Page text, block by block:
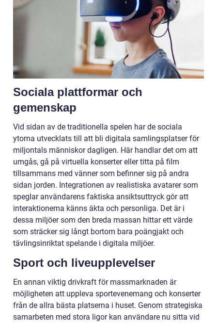
Sociala plattformar och
gemenskap
Vid sidan av de traditionella spelen har de sociala
ytorna utvecklats till att bli digitala samlingsplatser för
miljontals människor dagligen. Här handlar det om att
umgås, gå på virtuella konserter eller titta på film
tillsammans med vänner som befinner sig på andra
sidan jorden. Integrationen av realistiska avatarer som
speglar användarens faktiska ansiktsuttryck gör att
interaktionerna känns äkta och personliga. Det är i
dessa miljöer som den breda massan hittar ett värde
som sträcker sig långt bortom bara poängjakt och
tävlingsinriktat spelande i digitala miljöer.
Sport och liveupplevelser
En annan viktig drivkraft för massmarknaden är
möjligheten att uppleva sportevenemang och konserter
från de allra bästa platserna i huset. Genom strategiska
samarbeten med stora ligor kan användare nu sitta vid